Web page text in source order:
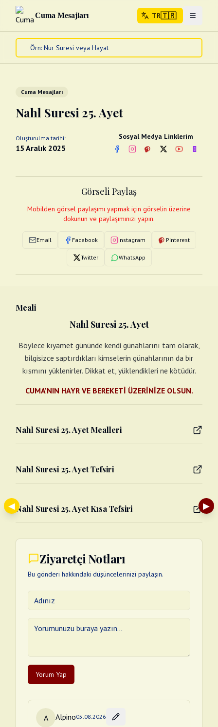
Cuma Mesajları TR🇹🇷 Menuyu
Ana Sayfa
Diğer
Abdest Videoları
Fotograflar
Cuma Mesajları
Nahl Suresi 25. Ayet
Oluşturulma tarihi:
15 Aralık 2025
Sosyal Medya Linklerim
FacebookInstagram
PinterestTwitterYouTube
Görseli Paylaş
Mobilden görsel paylaşımı yapmak için görselin üzerine
dokunun ve paylaşımınızı yapın.
Email Facebook Instagram Pinterest
Twitter WhatsApp
Meali
Nahl Suresi 25. Ayet
Böylece kıyamet gününde kendi günahlarını tam olarak,
bilgisizce saptırdıkları kimselerin günahlarının da bir
kısmını yüklenirler. Dikkat et, yüklendikleri ne kötüdür.
CUMA'NIN HAYR VE BEREKETİ ÜZERİNİZE OLSUN.
Nahl Suresi 25. Ayet Mealleri
Nahl Suresi 25. Ayet Tefsiri
Nahl Suresi 25. Ayet Kısa Tefsiri
Ziyaretçi Notları
Bu gönderi hakkındaki düşüncelerinizi paylaşın.
Yorum Yap
A Alpino05.08.2026
◀ ▶